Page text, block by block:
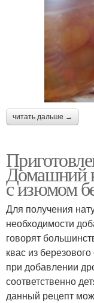
читать дальше →
Домашний
с изюмом
Для получения
необходимости
говорят
квас из
при добавлении
соответственно
данный рецепт